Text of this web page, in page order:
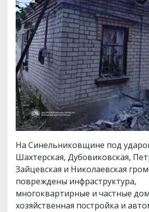
На Синельниковщине под
Шахтерская, Дубовиковская,
Зайцевская и Николаевская
повреждены инфраструктура,
многоквартирные и частные
хозяйственная постройка и